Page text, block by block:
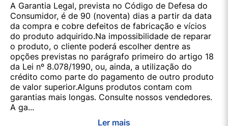
A Garantia Legal, prevista no Código de Defesa do
Consumidor, é de 90 (noventa) dias a partir da data
da compra e cobre defeitos de fabricação e vícios
do produto adquirido.Na impossibilidade de reparar
o produto, o cliente poderá escolher dentre as
opções previstas no parágrafo primeiro do artigo 18
da Lei nº 8.078/1990, ou, ainda, a utilização do
crédito como parte do pagamento de outro produto
de valor superior.Alguns produtos contam com
garantias mais longas. Consulte nossos vendedores.
A ga...
Ler mais